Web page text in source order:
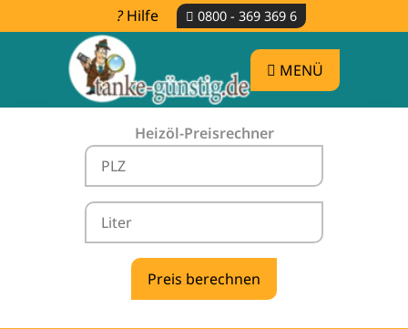
Hilfe 0800 - 369 369 6
MENÜ
Heizöl-Preisrechner
Heizölpreise Moritzburg -
vergleichen & günstig tanken